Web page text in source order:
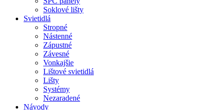
Soklové lišty
Svietidlá
Stropné
Nástenné
Zápustné
Závesné
Vonkajšie
Lištové svietidlá
Lišty
Systémy
Nezaradené
Návody